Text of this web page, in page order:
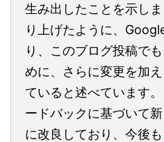
生み出したことを示し
り上げたように、
り、このブログ投稿で
めに、さらに変更を加
ていると述べています
ードバックに基づいて
に改良しており、今後